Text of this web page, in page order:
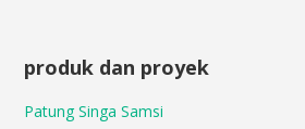
produk dan proyek
Patung Singa Samsi